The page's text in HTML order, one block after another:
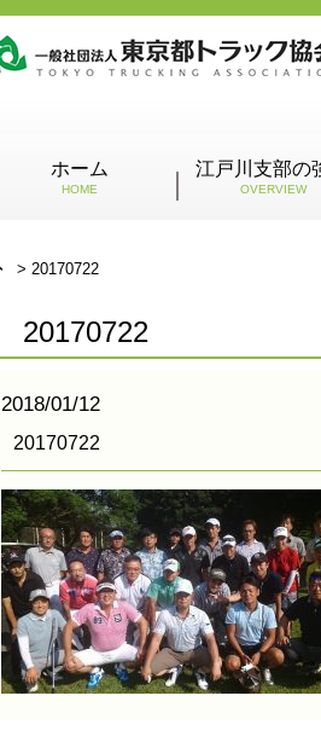
ホーム
HOME
江戸川支部の
OVERVIEW
20170722
20170722
2018/01/12
20170722